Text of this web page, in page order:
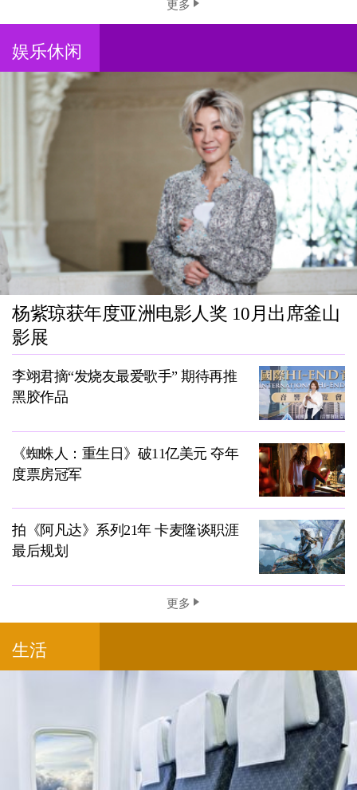
更多
娱乐休闲
杨紫琼获年度亚洲电影人奖 10月出席釜山
影展
李翊君摘“发烧友最爱歌手” 期待再推
黑胶作品
《蜘蛛人：重生日》破11亿美元 夺年
度票房冠军
拍《阿凡达》系列21年 卡麦隆谈职涯
最后规划
更多
生活